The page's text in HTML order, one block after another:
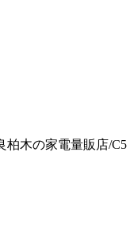
柏木の家電量販店/C5